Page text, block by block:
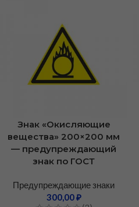
Знак «Окисляющие
вещества» 200×200 мм
— предупреждающий
знак по ГОСТ
Предупреждающие знаки
300,00₽